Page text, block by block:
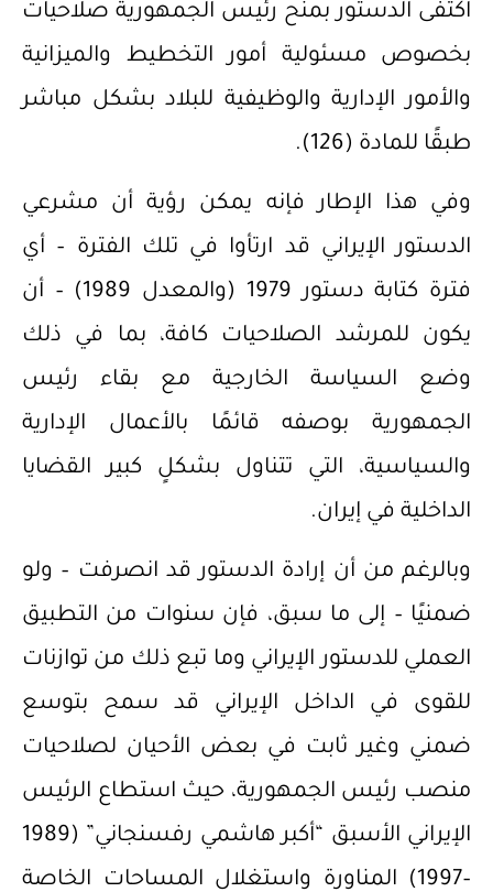
اكتفى الدستور بمنح رئيس الجمهورية صلاحيات
بخصوص مسئولية أمور التخطيط والميزانية
والأمور الإدارية والوظيفية للبلاد بشكل مباشر
طبقًا للمادة (126).
وفي هذا الإطار فإنه يمكن رؤية أن مشرعي
الدستور الإيراني قد ارتأوا في تلك الفترة – أي
فترة كتابة دستور 1979 (والمعدل 1989) – أن
يكون للمرشد الصلاحيات كافة، بما في ذلك
وضع السياسة الخارجية مع بقاء رئيس
الجمهورية بوصفه قائمًا بالأعمال الإدارية
والسياسية، التي تتناول بشكلٍ كبير القضايا
الداخلية في إيران.
وبالرغم من أن إرادة الدستور قد انصرفت – ولو
ضمنيًا – إلى ما سبق، فإن سنوات من التطبيق
العملي للدستور الإيراني وما تبع ذلك من توازنات
للقوى في الداخل الإيراني قد سمح بتوسع
ضمني وغير ثابت في بعض الأحيان لصلاحيات
منصب رئيس الجمهورية، حيث استطاع الرئيس
الإيراني الأسبق “أكبر هاشمي رفسنجاني” (1989
–1997) المناورة واستغلال المساحات الخاصة